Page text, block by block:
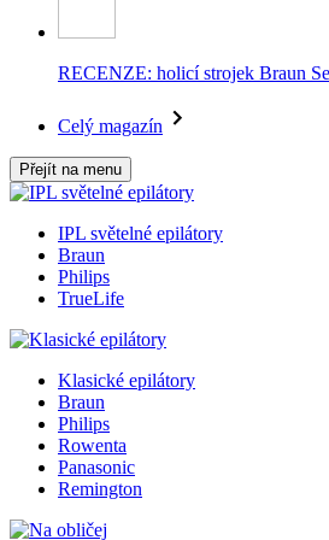
RECENZE: holicí strojek Braun
Celý magazín
Přejít na menu
IPL světelné epilátory
Braun
Philips
TrueLife
Klasické epilátory
Braun
Philips
Rowenta
Panasonic
Remington